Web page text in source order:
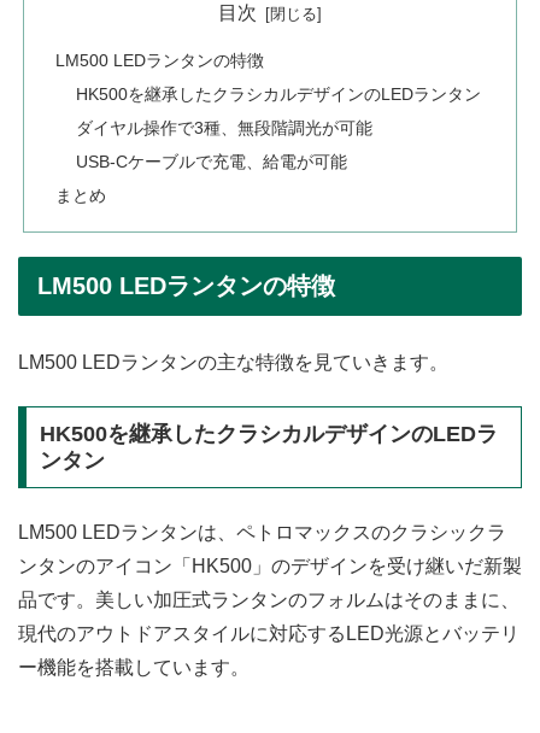
目次
LM500 LEDランタンの特徴
HK500を継承したクラシカルデザインのLEDランタン
ダイヤル操作で3種、無段階調光が可能
USB-Cケーブルで充電、給電が可能
まとめ
LM500 LEDランタンの特徴
LM500 LEDランタンの主な特徴を見ていきます。
HK500を継承したクラシカルデザインのLEDラ
ンタン
LM500 LEDランタンは、ペトロマックスのクラシックラ
ンタンのアイコン「HK500」のデザインを受け継いだ新製
品です。美しい加圧式ランタンのフォルムはそのままに、
現代のアウトドアスタイルに対応するLED光源とバッテリ
ー機能を搭載しています。